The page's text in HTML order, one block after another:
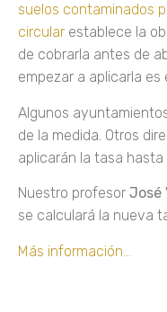
suelos contaminados
circular establece la
de cobrarla antes de
empezar a aplicarla es
Algunos
de la medida. Otros
aplicarán la tasa hasta
Nuestro profesor José
se calculará la nueva
Más información…